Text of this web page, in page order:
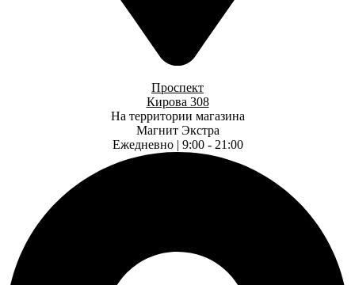
Проспект
Кирова 308
На территории магазина
Магнит Экстра
Ежедневно | 9:00 - 21:00